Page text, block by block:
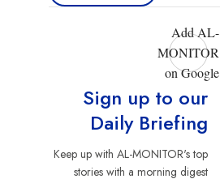
Add AL-
MONITOR
on Google
Sign up to our
Daily Briefing
Keep up with AL-MONITOR's top
stories with a morning digest